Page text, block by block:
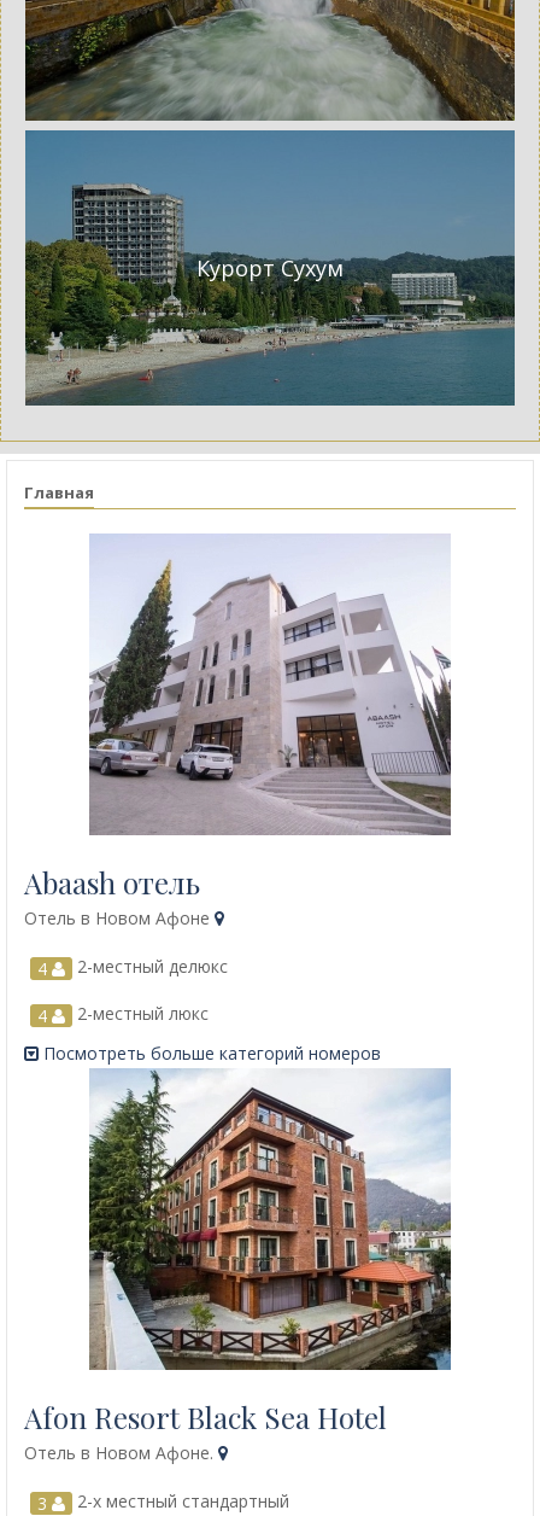
Курорт Сухум
Главная
Abaash отель
Отель в Новом Афоне
4 2-местный делюкс
4
2-местный люкс
Посмотреть больше категорий номеров
Afon Resort Black Sea Hotel
Отель в Новом Афоне.
3 2-х местный стандартный